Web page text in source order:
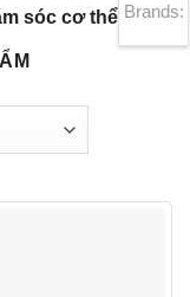
sóc cơ thể Brands: